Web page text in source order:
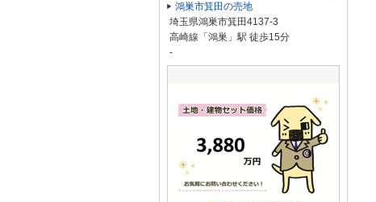
鴻巣市箕田の売地
埼玉県鴻巣市箕田4137-3
高崎線「鴻巣」駅 徒歩15分
-